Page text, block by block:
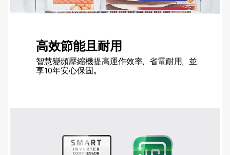
高效節能且耐用
智慧變頻壓縮機提高運作效率，省電耐用，並
享10年安心保固。